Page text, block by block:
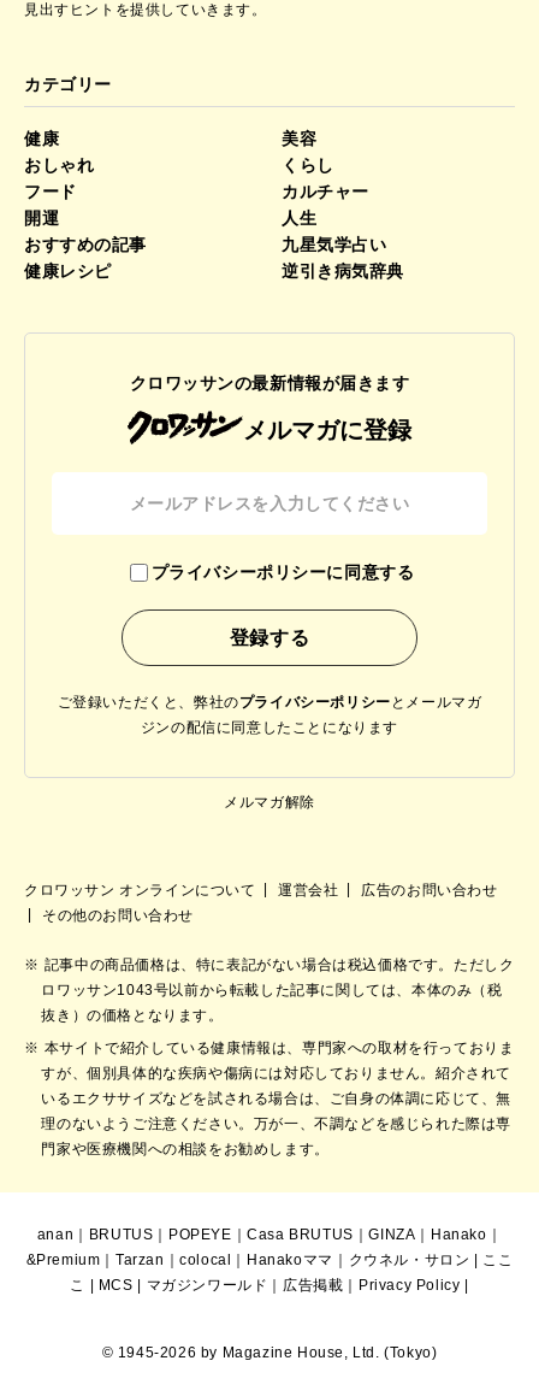
見出すヒントを提供していきます。
カテゴリー
健康
美容
おしゃれ
くらし
フード
カルチャー
開運
人生
おすすめの記事
九星気学占い
健康レシピ
逆引き病気辞典
クロワッサンの最新情報が届きます
メルマガに登録
プライバシーポリシーに同意する
ご登録いただくと、弊社のプライバシーポリシー と メールマガ
ジンの配信に同意したことになります
メルマガ解除
クロワッサン オンラインについて 運営会社
広告のお問い合わせ
その他のお問い合わせ
記事中の商品価格は、特に表記がない場合は税込価格です。ただしク
ロワッサン1043号以前から転載した記事に関しては、本体のみ（税
抜き）の価格となります。
本サイトで紹介している健康情報は、専門家への取材を行っておりま
すが、個別具体的な疾病や傷病には対応しておりません。紹介されて
いるエクササイズなどを試される場合は、ご自身の体調に応じて、無
理のないようご注意ください。万が一、不調などを感じられた際は専
門家や医療機関への相談をお勧めします。
anan BRUTUS POPEYE ｜Casa BRUTUS ｜GINZA Hanako
&Premium ｜Tarzan ｜colocal Hanakoママ クウネル・サロン
ここ
こ
MCS マガジンワールド 広告掲載 Privacy Policy
© 1945-2026 by Magazine House, Ltd. (Tokyo)